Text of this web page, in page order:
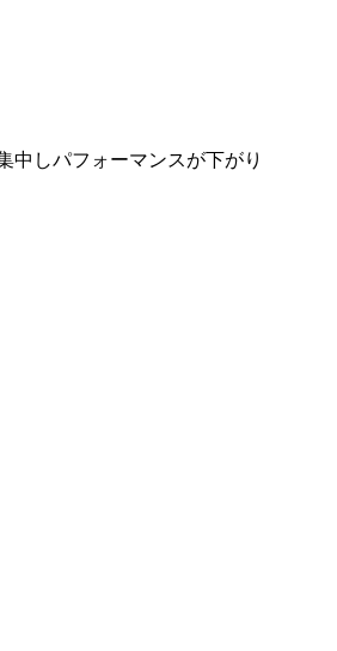
中しパフォーマンスが下がり